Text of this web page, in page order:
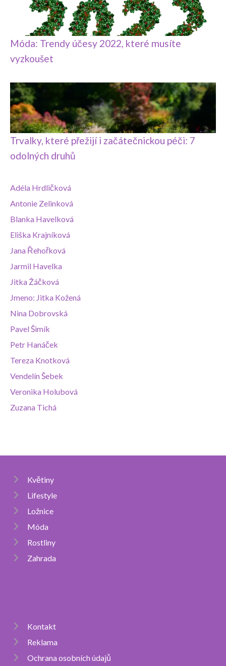
Móda: Trendy účesy 2022, které musíte
vyzkoušet
Trvalky, které přežijí i začátečnickou péči: 7
odolných druhů
Adéla Hrdličková
Antonie Zelinková
Blanka Havelková
Eliška Krajníková
Jana Řehořková
Jarmil Havelka
Jitka Žáčková
Jmeno: Jitka Kožená
Nina Dobrovská
Pavel Šimík
Petr Hanáček
Tereza Knotková
Vendelín Šebek
Veronika Holubová
Zuzana Tichá
Květiny
Lifestyle
Ložnice
Móda
Rostliny
Zahrada
Kontakt
Reklama
Ochrana osobních údajů